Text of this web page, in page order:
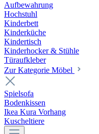
Aufbewahrung
Hochstuhl
Kinderbett
Kinderküche
Kindertisch
Kinderhocker & Stühle
Türaufkleber
Zur Kategorie Möbel
Spielsofa
Bodenkissen
Ikea Kura Vorhang
Kuscheltiere